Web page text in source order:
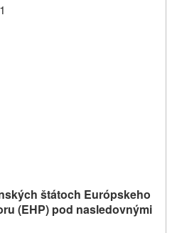
štátoch Európskeho
(EHP) pod nasledovnými